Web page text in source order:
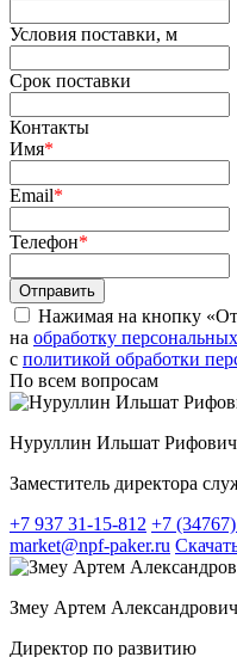
Условия поставки, м
Срок поставки
Контакты
Имя*
Email*
Телефон*
Нажимая на кнопку
на обработку
c политикой обработки
По всем вопросам
Нуруллин Ильшат Рифович
Заместитель директора
+7 937 31-15-812 +7
market@npf-paker.ru
Змеу Артем Александрович
Директор по развитию